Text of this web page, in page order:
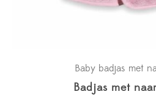
Baby badjas met
Badjas met